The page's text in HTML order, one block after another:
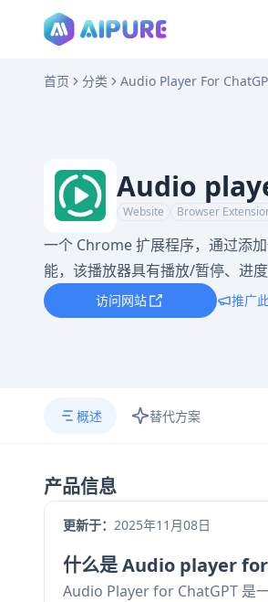
首页 分类 Audio Player For
Audio
Website Browser
一个 Chrome 扩展程序，通过添
能，该播放器具有播放/暂停、进
访问网站 推广
概述 替代方案
产品信息
更新于： 2025年11月08日
什么是 Audio player
Audio Player for ChatGPT 是